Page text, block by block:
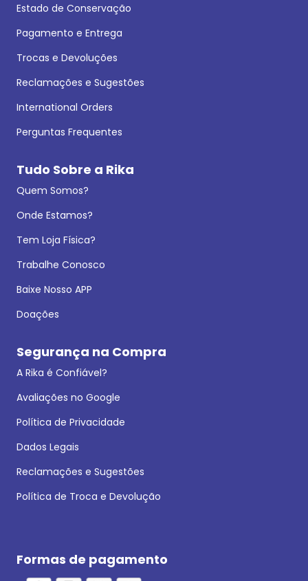
Estado de Conservação
Pagamento e Entrega
Trocas e Devoluções
Reclamações e Sugestões
International Orders
Perguntas Frequentes
Tudo Sobre a Rika
Quem Somos?
Onde Estamos?
Tem Loja Física?
Trabalhe Conosco
Baixe Nosso APP
Doações
Segurança na Compra
A Rika é Confiável?
Avaliações no Google
Política de Privacidade
Dados Legais
Reclamações e Sugestões
Política de Troca e Devolução
Formas de pagamento